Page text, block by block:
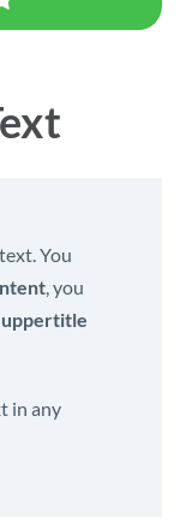
You
, you
uppertitle
in any